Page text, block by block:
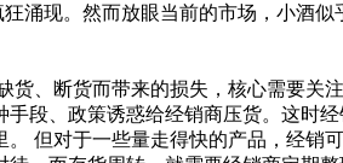
涌现。然而放眼当前的市场，小酒似
、断货而带来的损失，核心需要关
段、政策诱惑给经销商压货。这时
但对于一些量走得快的产品，经销